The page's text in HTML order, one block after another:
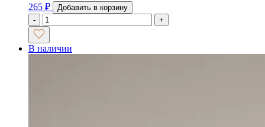
265 ₽
Добавить в корзину
-
+
В наличии